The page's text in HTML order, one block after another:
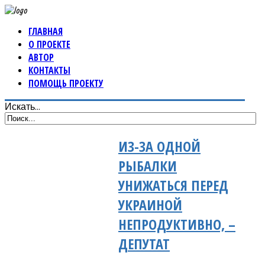
ГЛАВНАЯ
О ПРОЕКТЕ
АВТОР
КОНТАКТЫ
ПОМОЩЬ ПРОЕКТУ
Искать...
ИЗ-ЗА ОДНОЙ
РЫБАЛКИ
УНИЖАТЬСЯ ПЕРЕД
УКРАИНОЙ
НЕПРОДУКТИВНО, –
ДЕПУТАТ